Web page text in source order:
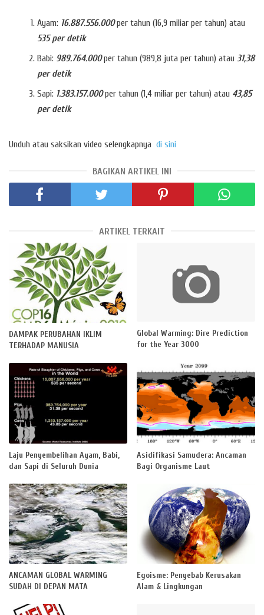
Ayam: 16.887.556.000per tahun (16,9 miliar per tahun) atau
535 per detik
Babi: 989.764.000per tahun (989,8 juta per tahun) atau 31,38
per detik
Sapi: 1.383.157.000per tahun (1,4 miliar per tahun) atau 43,85
per detik
Unduh atau saksikan video selengkapnya di sini
BAGIKAN ARTIKEL INI
ARTIKEL TERKAIT
DAMPAK PERUBAHAN IKLIM
TERHADAP MANUSIA
Global Warming: Dire Prediction
for the Year 3000
Laju Penyembelihan Ayam, Babi,
dan Sapi di Seluruh Dunia
Asidifikasi Samudera: Ancaman
Bagi Organisme Laut
ANCAMAN GLOBAL WARMING
SUDAH DI DEPAN MATA
Egoisme: Penyebab Kerusakan
Alam & Lingkungan